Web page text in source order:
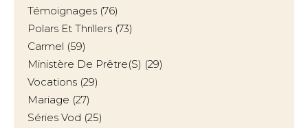
Témoignages (76)
Polars Et Thrillers (73)
Carmel (59)
Ministère De Prêtre(s) (29)
Vocations (29)
Mariage (27)
Séries Vod (25)